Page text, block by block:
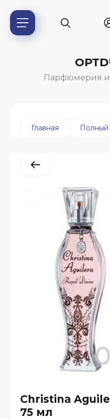
Парфюмерия
Главная Полный
Christina
75 мл